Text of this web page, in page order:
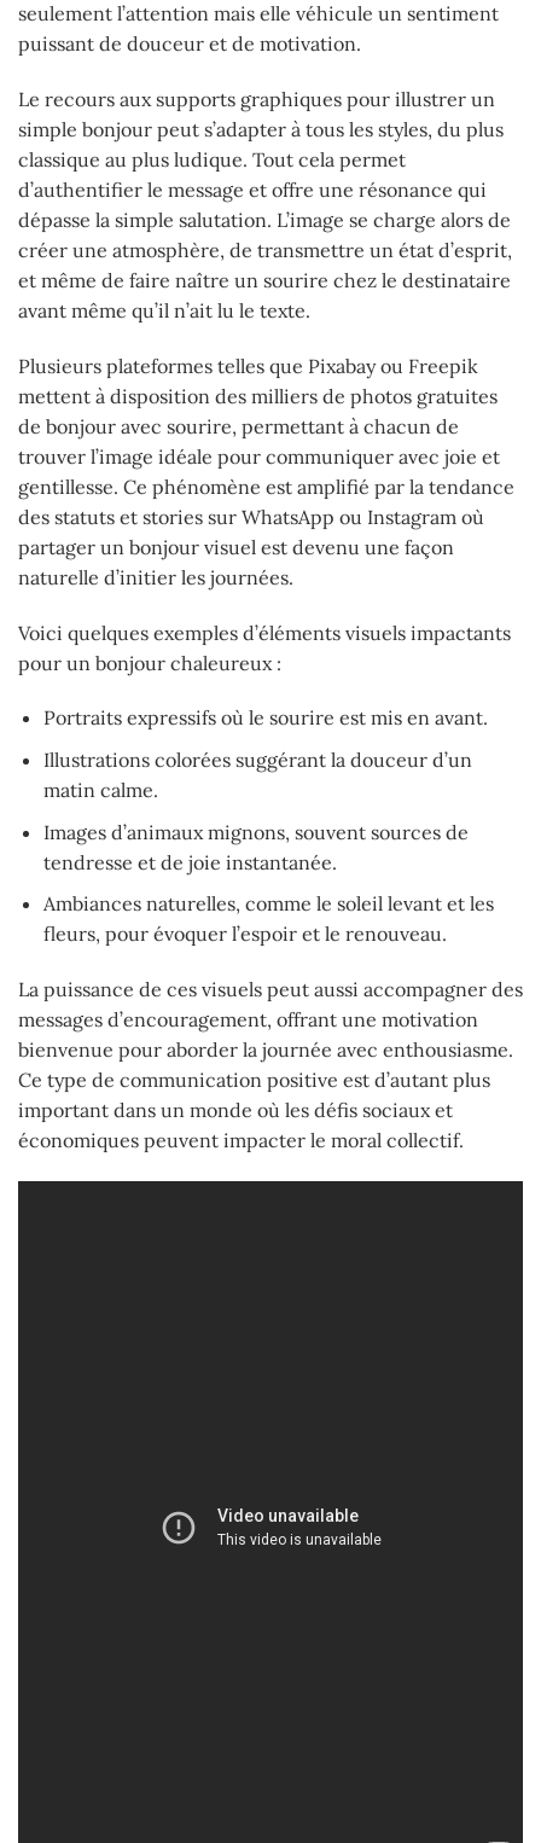
seulement l’attention mais elle véhicule un sentiment
puissant de douceur et de motivation.
Le recours aux supports graphiques pour illustrer un
simple bonjour peut s’adapter à tous les styles, du plus
classique au plus ludique. Tout cela permet
d’authentifier le message et offre une résonance qui
dépasse la simple salutation. L’image se charge alors de
créer une atmosphère, de transmettre un état d’esprit,
et même de faire naître un sourire chez le destinataire
avant même qu’il n’ait lu le texte.
Plusieurs plateformes telles que Pixabay ou Freepik
mettent à disposition des milliers de photos gratuites
de bonjour avec sourire, permettant à chacun de
trouver l’image idéale pour communiquer avec joie et
gentillesse. Ce phénomène est amplifié par la tendance
des statuts et stories sur WhatsApp ou Instagram où
partager un bonjour visuel est devenu une façon
naturelle d’initier les journées.
Voici quelques exemples d’éléments visuels impactants
pour un bonjour chaleureux :
Portraits expressifs où le sourire est mis en avant.
Illustrations colorées suggérant la douceur d’un
matin calme.
Images d’animaux mignons, souvent sources de
tendresse et de joie instantanée.
Ambiances naturelles, comme le soleil levant et les
fleurs, pour évoquer l’espoir et le renouveau.
La puissance de ces visuels peut aussi accompagner des
messages d’encouragement, offrant une motivation
bienvenue pour aborder la journée avec enthousiasme.
Ce type de communication positive est d’autant plus
important dans un monde où les défis sociaux et
économiques peuvent impacter le moral collectif.